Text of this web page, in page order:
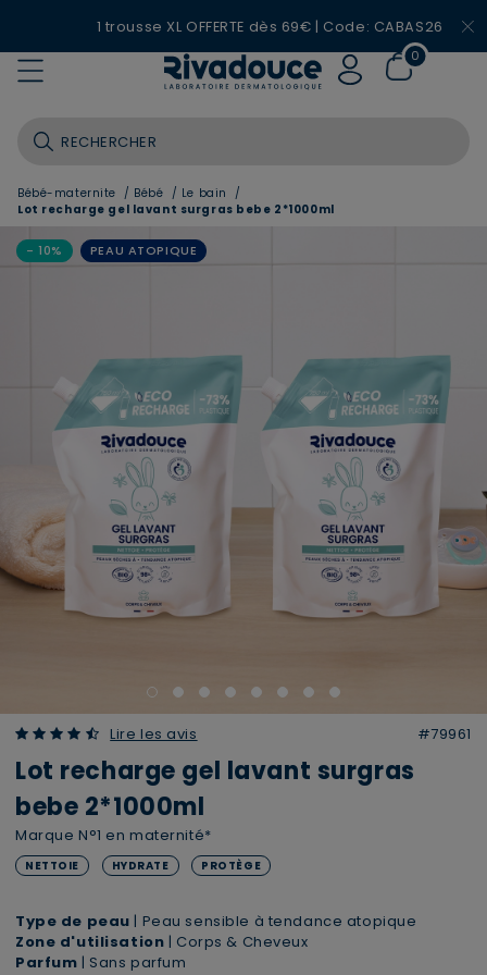
1 trousse XL OFFERTE dès 69€ | Code: CABAS26
0
Bébé-maternite / Bébé / Le bain
/
Lot recharge gel lavant surgras bebe 2*1000ml
- 10% PEAU ATOPIQUE
4.67 out of 5 Customer Rating
Lire les avis #79961
Lot recharge gel lavant surgras
bebe 2*1000ml
Marque N°1 en maternité*
NETTOIE HYDRATE PROTÈGE
Type de peau | Peau sensible à tendance atopique
Zone d'utilisation | Corps & Cheveux
Parfum | Sans parfum